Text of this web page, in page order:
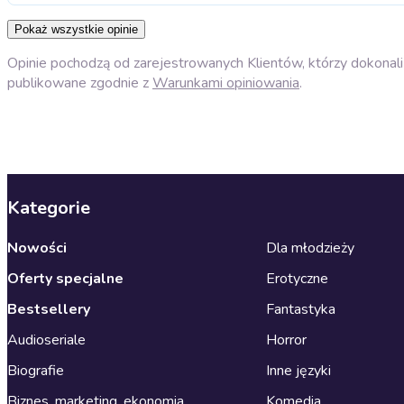
Pokaż wszystkie opinie
Opinie pochodzą od zarejestrowanych Klientów, którzy
publikowane zgodnie zWarunkami opiniowania.
Kategorie
Nowości
Oferty specjalne
Bestsellery
Audioseriale
Biografie
Dla młodzieży
Erotyczne
Fantastyka
Horror
Inne języki